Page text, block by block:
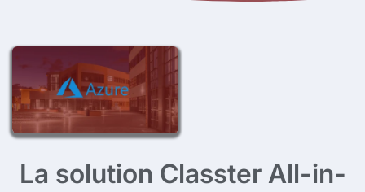
La solution Classter All-in-